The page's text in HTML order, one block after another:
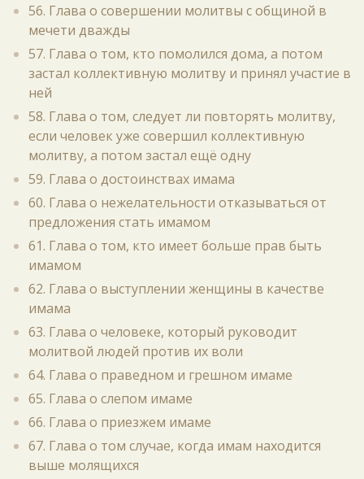
56. Глава о совершении молитвы с общиной в
мечети дважды
57. Глава о том, кто помолился дома, а потом
застал коллективную молитву и принял участие в
ней
58. Глава о том, следует ли повторять молитву,
если человек уже совершил коллективную
молитву, а потом застал ещё одну
59. Глава о достоинствах имама
60. Глава о нежелательности отказываться от
предложения стать имамом
61. Глава о том, кто имеет больше прав быть
имамом
62. Глава о выступлении женщины в качестве
имама
63. Глава о человеке, который руководит
молитвой людей против их воли
64. Глава о праведном и грешном имаме
65. Глава о слепом имаме
66. Глава о приезжем имаме
67. Глава о том случае, когда имам находится
выше молящихся